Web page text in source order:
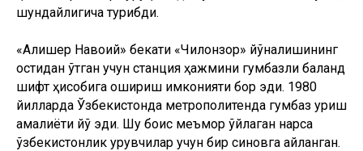
шундайлигича турибди.
«Алишер Навоий» бекати «Чилонзор» йўналишининг
остидан ўтган учун станция ҳажмини гумбазли баланд
шифт ҳисобига ошириш имконияти бор эди. 1980
йилларда Ўзбекистонда метрополитенда гумбаз қуриш
амалиёти йўқ эди. Шу боис меъмор ўйлаган нарса
ўзбекистонлик қурувчилар учун бир синовга айланган.